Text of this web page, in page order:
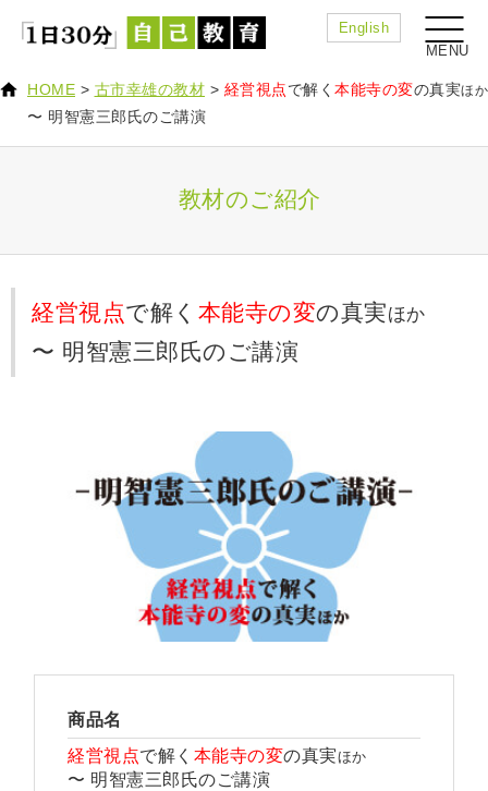
English
HOME > 古市幸雄の教材 > 経営視点で解く 本能寺の変の真実ほか
〜 明智憲三郎氏のご講演
教材のご紹介
経営視点で解く 本能寺の変の真実ほか
〜 明智憲三郎氏のご講演
商品名
経営視点で解く 本能寺の変の真実ほか
〜 明智憲三郎氏のご講演